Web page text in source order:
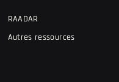
RAADAR
Autres ressources